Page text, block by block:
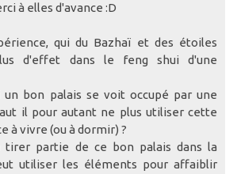
à elles d'avance :D
qui du Bazhaï et des étoiles
d'effet dans le feng shui d'une
un bon palais se voit occupé par une
il pour autant ne plus utiliser cette
à vivre (ou à dormir) ?
tirer partie de ce bon palais dans la
utiliser les éléments pour affaiblir